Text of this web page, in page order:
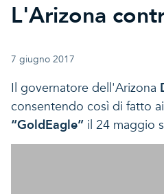
L'Arizona
7 giugno 2017
Il governatore dell'Arizona
consentendo così di fatto
“GoldEagle” il 24 maggio